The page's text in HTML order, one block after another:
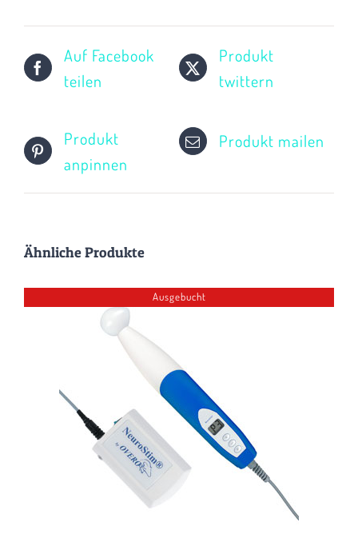
Auf Facebook
teilen
Produkt
twittern
Produkt
anpinnen
Produkt mailen
Ähnliche Produkte
Ausgebucht